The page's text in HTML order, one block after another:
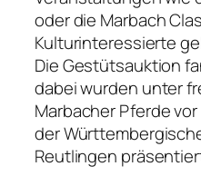
oder die Marbach
Kulturinteressierte
Die Gestütsauktion
dabei wurden unter
Marbacher Pferde
der
Reutlingen